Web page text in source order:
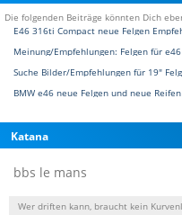
Die folgenden Beiträge könnten Dich
E46 316ti Compact neue Felgen
Meinung/Empfehlungen: Felgen für
Suche Bilder/Empfehlungen für 19"
BMW e46 neue Felgen und neue
Katana
bbs le mans
Wer driften kann, braucht kein